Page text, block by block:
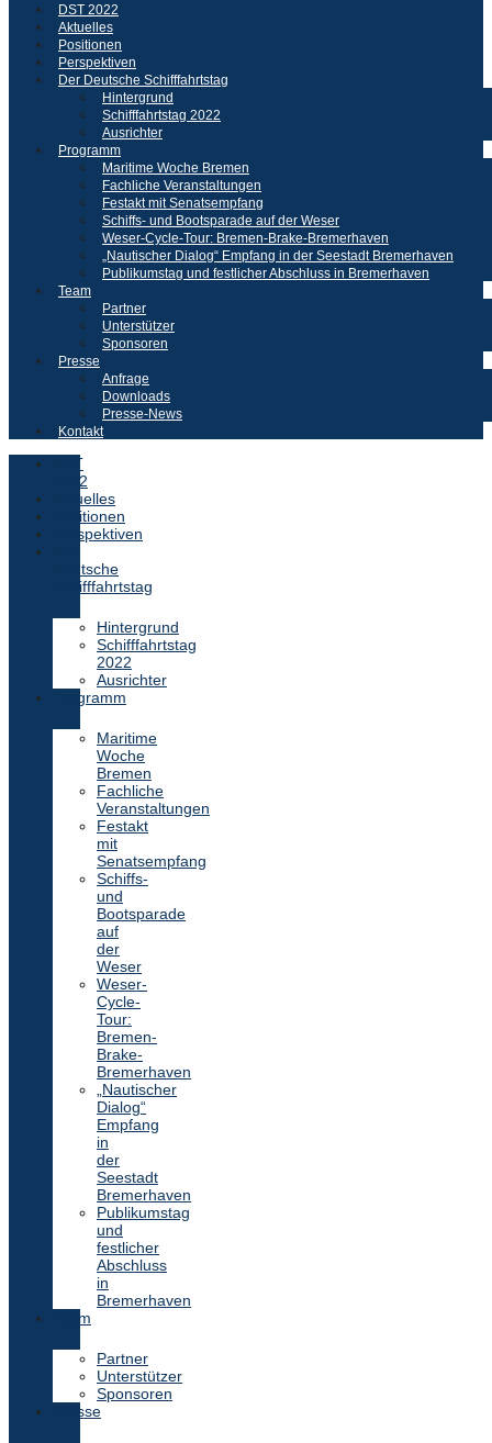
DST 2022
Aktuelles
Positionen
Perspektiven
Der Deutsche Schifffahrtstag
Hintergrund
Schifffahrtstag 2022
Ausrichter
Programm
Maritime Woche Bremen
Fachliche Veranstaltungen
Festakt mit Senatsempfang
Schiffs- und Bootsparade auf der Weser
Weser-Cycle-Tour: Bremen-Brake-Bremerhaven
„Nautischer Dialog“ Empfang in der Seestadt Bremerhaven
Publikumstag und festlicher Abschluss in Bremerhaven
Team
Partner
Unterstützer
Sponsoren
Presse
Anfrage
Downloads
Presse-News
Kontakt
DST
2022
Aktuelles
Positionen
Perspektiven
Deutsche
Schifffahrtstag
Hintergrund
Schifffahrtstag
2022
Ausrichter
Programm
Maritime
Woche
Bremen
Fachliche
Veranstaltungen
Festakt
mit
Senatsempfang
Schiffs-
und
Bootsparade
auf
der
Weser
Weser-
Cycle-
Tour:
Bremen-
Brake-
Bremerhaven
„Nautischer
Dialog“
Empfang
in
der
Seestadt
Bremerhaven
Publikumstag
und
festlicher
Abschluss
in
Bremerhaven
Team
Partner
Unterstützer
Sponsoren
Presse